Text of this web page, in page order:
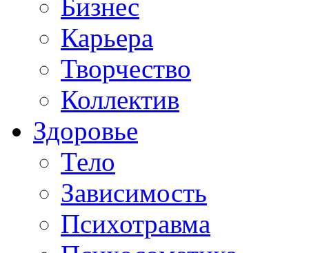
Бизнес
Карьера
Творчество
Коллектив
Здоровье
Тело
Зависимость
Психотравма